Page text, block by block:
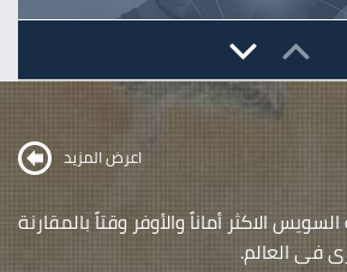
اعرض المزيد
الاكثر أماناً والأوفر وقتاً بالمقارنة
فى العالم.